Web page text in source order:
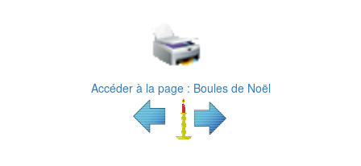
Accéder à la page : Boules de Noël